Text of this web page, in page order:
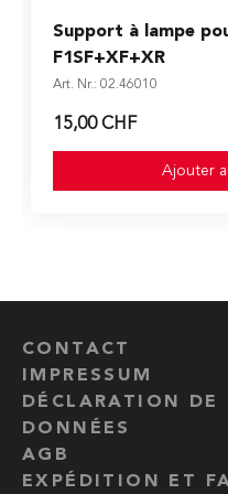
Support à lampe
F1SF+XF+XR
Art. Nr.: 02.46010
15,00 CHF
Ajouter
CONTACT
IMPRESSUM
DÉCLARATION DE
DONNÉES
AGB
EXPÉDITION ET